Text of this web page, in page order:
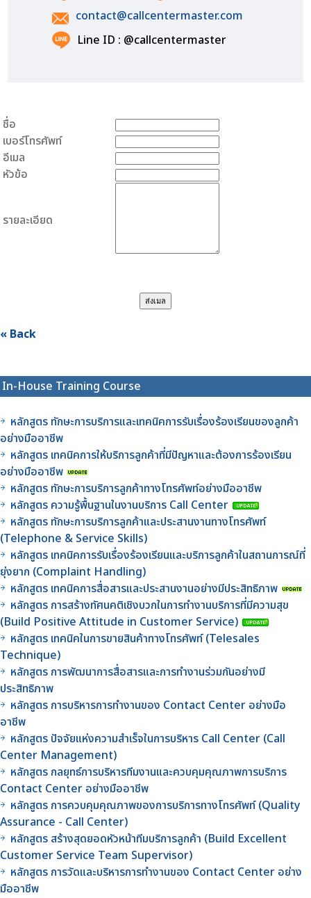
contact@callcentermaster.com
Line ID : @callcentermaster
ชื่อ
เบอร์โทรศัพท์
อีเมล
หัวข้อ
รายละเอียด
« Back
In-House Training Course
หลักสูตร ทักษะการบริการและเทคนิคการรับเรื่องร้องเรียนของลูกค้า
อย่างมืออาชีพ
หลักสูตร เทคนิคการให้บริการลูกค้าที่มีปัญหาและต้องการร้องเรียน
อย่างมืออาชีพ
หลักสูตร ทักษะการบริการลูกค้าทางโทรศัพท์อย่างมืออาชีพ
หลักสูตร ความรู้พื้นฐานในงานบริการ Call Center
หลักสูตร ทักษะการบริการลูกค้าและประสานงานทางโทรศัพท์
(Telephone & Service Skills)
หลักสูตร เทคนิคการรับเรื่องร้องเรียนและบริการลูกค้าในสถานการณ์ที่
ยุ่งยาก (Complaint Handling)
หลักสูตร เทคนิคการสื่อสารและประสานงานอย่างมีประสิทธิภาพ
หลักสูตร การสร้างทัศนคติเชิงบวกในการทำงานบริการที่มีความสุข
(Build Positive Attitude in Customer Service)
หลักสูตร เทคนิคในการขายสินค้าทางโทรศัพท์ (Telesales
Technique)
หลักสูตร การพัฒนาการสื่อสารและการทำงานร่วมกันอย่างมี
ประสิทธิภาพ
หลักสูตร การบริหารการทำงานของ Contact Center อย่างมือ
อาชีพ
หลักสูตร ปัจจัยแห่งความสำเร็จในการบริหาร Call Center (Call
Center Management)
หลักสูตร กลยุทธ์การบริหารทีมงานและควบคุมคุณภาพการบริการ
Contact Center อย่างมืออาชีพ
หลักสูตร การควบคุมคุณภาพของการบริการทางโทรศัพท์ (Quality
Assurance - Call Center)
หลักสูตร สร้างสุดยอดหัวหน้าทีมบริการลูกค้า (Build Excellent
Customer Service Team Supervisor)
หลักสูตร การวัดและบริหารการทำงานของ Contact Center อย่าง
มืออาชีพ